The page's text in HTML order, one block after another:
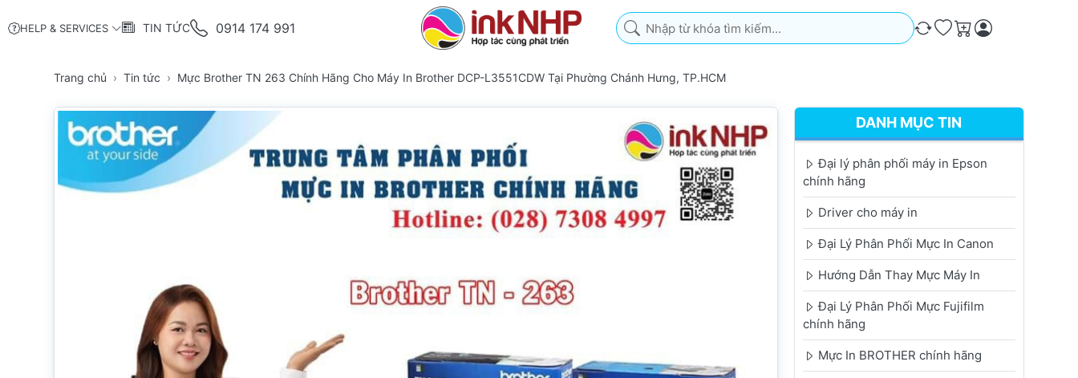
HELP & SERVICES TIN TỨC 0914 174 991
Nhập từ khóa tìm kiếm. Kết quả sẽ tự động xuất hiện khi bạn nhập. Nhấn phím
So sánh
Ưa thích
Giỏ hàng
Trang chủ Tin tức Mực Brother TN 263 Chính Hãng Cho Máy In Brother DCP-L3551CDW Tại Phường Chánh Hưng, TP.HCM
DANH MỤC TIN
Đại lý phân phối máy in Epson
chính hãng
Driver cho máy in
Đại Lý Phân Phối Mực In Canon
Hướng Dẫn Thay Mực Máy In
Đại Lý Phân Phối Mực Fujifilm
chính hãng
Mực In BROTHER chính hãng